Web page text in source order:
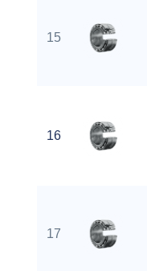
15
16
17